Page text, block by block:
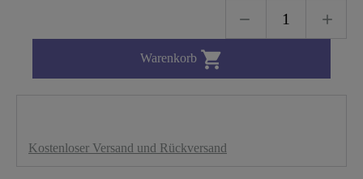
Warenkorb 
Kostenloser Versand und Rückversand